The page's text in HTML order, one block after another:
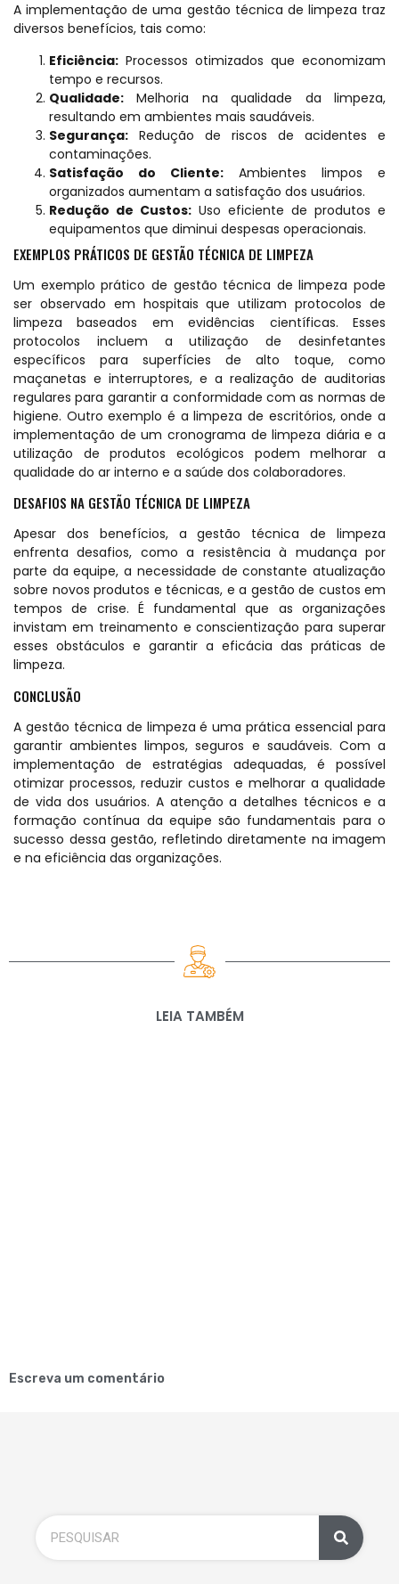
A implementação de uma gestão técnica de limpeza traz
diversos benefícios, tais como:
Eficiência: Processos otimizados que economizam
tempo e recursos.
Qualidade: Melhoria na qualidade da limpeza,
resultando em ambientes mais saudáveis.
Segurança: Redução de riscos de acidentes e
contaminações.
Satisfação do Cliente: Ambientes limpos e
organizados aumentam a satisfação dos usuários.
Redução de Custos: Uso eficiente de produtos e
equipamentos que diminui despesas operacionais.
EXEMPLOS PRÁTICOS DE GESTÃO TÉCNICA DE LIMPEZA
Um exemplo prático de gestão técnica de limpeza pode
ser observado em hospitais que utilizam protocolos de
limpeza baseados em evidências científicas. Esses
protocolos incluem a utilização de desinfetantes
específicos para superfícies de alto toque, como
maçanetas e interruptores, e a realização de auditorias
regulares para garantir a conformidade com as normas de
higiene. Outro exemplo é a limpeza de escritórios, onde a
implementação de um cronograma de limpeza diária e a
utilização de produtos ecológicos podem melhorar a
qualidade do ar interno e a saúde dos colaboradores.
DESAFIOS NA GESTÃO TÉCNICA DE LIMPEZA
Apesar dos benefícios, a gestão técnica de limpeza
enfrenta desafios, como a resistência à mudança por
parte da equipe, a necessidade de constante atualização
sobre novos produtos e técnicas, e a gestão de custos em
tempos de crise. É fundamental que as organizações
invistam em treinamento e conscientização para superar
esses obstáculos e garantir a eficácia das práticas de
limpeza.
CONCLUSÃO
A gestão técnica de limpeza é uma prática essencial para
garantir ambientes limpos, seguros e saudáveis. Com a
implementação de estratégias adequadas, é possível
otimizar processos, reduzir custos e melhorar a qualidade
de vida dos usuários. A atenção a detalhes técnicos e a
formação contínua da equipe são fundamentais para o
sucesso dessa gestão, refletindo diretamente na imagem
e na eficiência das organizações.
LEIA TAMBÉM
Escreva um comentário